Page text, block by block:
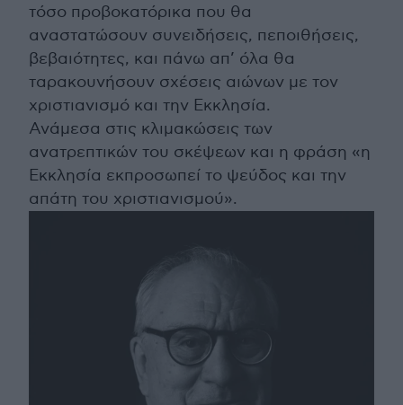
τόσο προβοκατόρικα που θα
αναστατώσουν συνειδήσεις, πεποιθήσεις,
βεβαιότητες, και πάνω απ’ όλα θα
ταρακουνήσουν σχέσεις αιώνων με τον
χριστιανισμό και την Εκκλησία.
Ανάμεσα στις κλιμακώσεις των
ανατρεπτικών του σκέψεων και η φράση «η
Εκκλησία εκπροσωπεί το ψεύδος και την
απάτη του χριστιανισμού».